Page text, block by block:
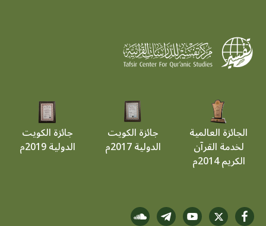
الجائزة العالمية
لخدمة القرآن
الكريم 2014م
جائزة الكويت
الدولية 2017م
جائزة الكويت
الدولية 2019م